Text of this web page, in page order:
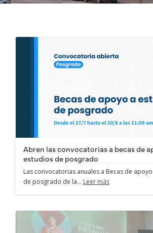
Abren las convocatorias a becas de
estudios de posgrado
Las convocatorias anuales a Becas de
de posgrado de la... Leer más